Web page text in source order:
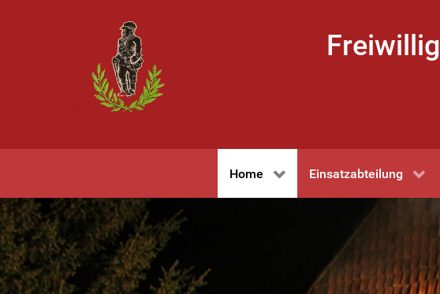
Home Einsatzabteilung